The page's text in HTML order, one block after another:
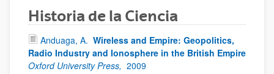
Historia de la Ciencia
Anduaga, A. Wireless and Empire: Geopolitics,
Radio Industry and Ionosphere in the British Empire
Oxford University Press, 2009